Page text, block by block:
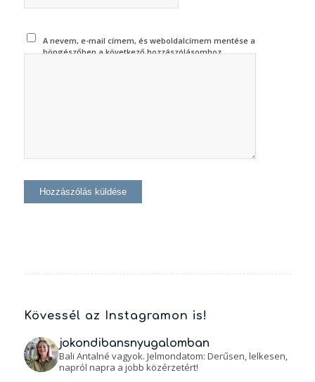
A nevem, e-mail címem, és weboldalcímem mentése a
böngészőben a következő hozzászólásomhoz.
Kövessél az Instagramon is!
jokondibansnyugalomban
Bali Antalné vagyok. Jelmondatom: Derűsen, lelkesen,
napról napra a jobb közérzetért!